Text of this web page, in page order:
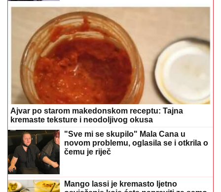
Ajvar po starom makedonskom receptu: Tajna
kremaste teksture i neodoljivog okusa
"Sve mi se skupilo" Mala Cana u
novom problemu, oglasila se i otkrila o
čemu je riječ
Mango lassi je kremasto ljetno